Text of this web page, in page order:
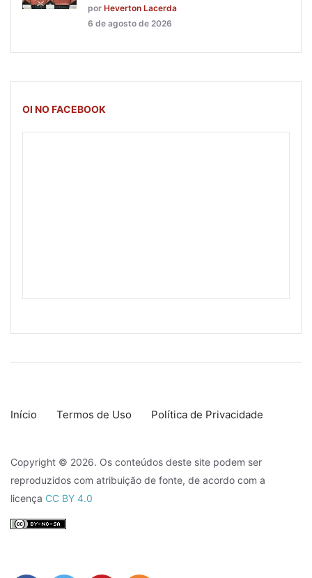
por Heverton Lacerda
6 de agosto de 2026
OI NO FACEBOOK
Início Termos de Uso Política de Privacidade
Copyright © 2026. Os conteúdos deste site podem ser
reproduzidos com atribuição de fonte, de acordo com a
licença CC BY 4.0